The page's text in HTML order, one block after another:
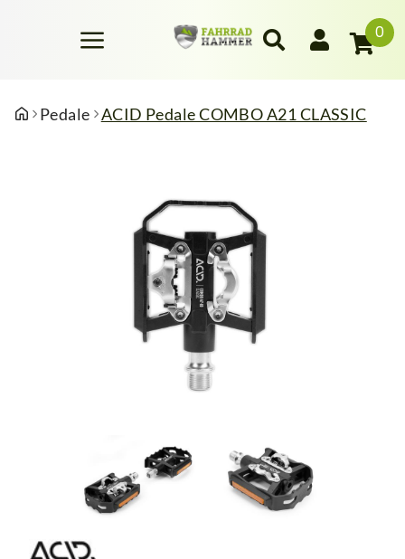
0
Pedale ACID Pedale COMBO A21 CLASSIC